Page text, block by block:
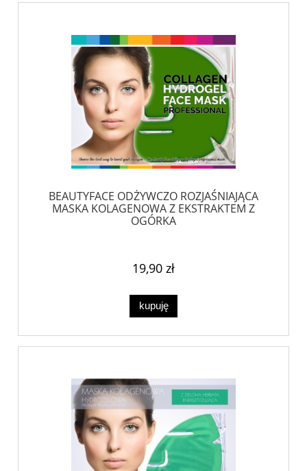
BEAUTYFACE ODŻYWCZO ROZJAŚNIAJĄCA
MASKA KOLAGENOWA Z EKSTRAKTEM Z
OGÓRKA
19,90 zł
kupuję